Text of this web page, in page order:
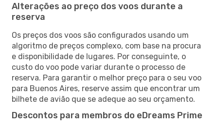
Alterações ao preço dos voos durante a
reserva
Os preços dos voos são configurados usando um
algoritmo de preços complexo, com base na procura
e disponibilidade de lugares. Por conseguinte, o
custo do voo pode variar durante o processo de
reserva. Para garantir o melhor preço para o seu voo
para Buenos Aires, reserve assim que encontrar um
bilhete de avião que se adeque ao seu orçamento.
Descontos para membros do eDreams Prime